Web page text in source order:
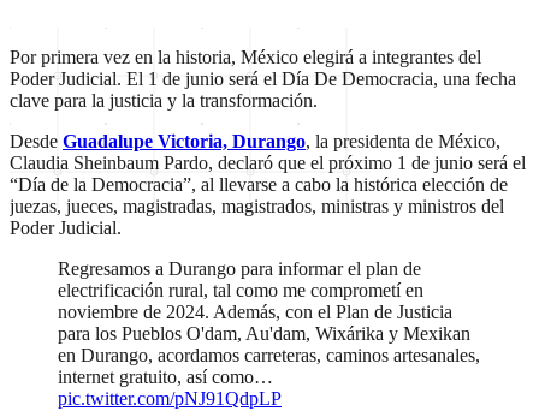
Por primera vez en la historia, México elegirá a integrantes del
Poder Judicial. El 1 de junio será el Día De Democracia, una fecha
clave para la justicia y la transformación.
Desde Guadalupe Victoria, Durango, la presidenta de México,
Claudia Sheinbaum Pardo, declaró que el próximo 1 de junio será el
“Día de la Democracia”, al llevarse a cabo la histórica elección de
juezas, jueces, magistradas, magistrados, ministras y ministros del
Poder Judicial.
Regresamos a Durango para informar el plan de
electrificación rural, tal como me comprometí en
noviembre de 2024. Además, con el Plan de Justicia
para los Pueblos O'dam, Au'dam, Wixárika y Mexikan
en Durango, acordamos carreteras, caminos artesanales,
internet gratuito, así como…
pic.twitter.com/pNJ91QdpLP